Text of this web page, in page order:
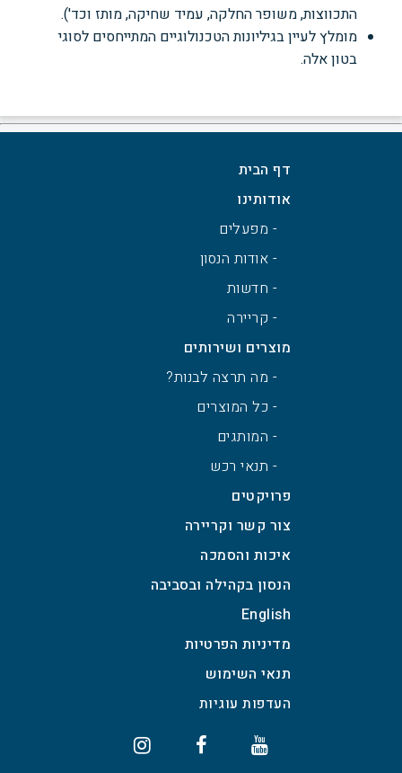
התכווצות, משופר החלקה, עמיד שחיקה, מותז וכד').
מומלץ לעיין בגיליונות הטכנולוגיים המתייחסים לסוגי
בטון אלה.
דף הבית
אודותינו
- מפעלים
- אודות הנסון
- חדשות
- קריירה
מוצרים ושירותים
- מה תרצה לבנות?
- כל המוצרים
- המותגים
- תנאי רכש
פרויקטים
צור קשר וקריירה
איכות והסמכה
הנסון בקהילה ובסביבה
English
מדיניות הפרטיות
תנאי השימוש